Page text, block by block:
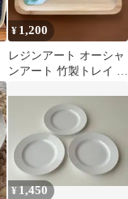
¥ 1,200
レジンアート オーシャ
ンアート 竹製トレイ キ
¥1,450